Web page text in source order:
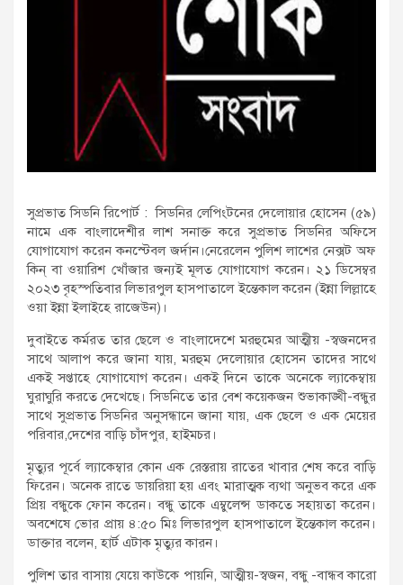
সুপ্রভাত সিডনি রিপোর্ট : সিডনির লেপিংটনের দেলোয়ার হোসেন (৫৯)
নামে এক বাংলাদেশীর লাশ সনাক্ত করে সুপ্রভাত সিডনির অফিসে
যোগাযোগ করেন কনস্টেবল জর্দান।নেরেলেন পুলিশ লাশের নেক্সট অফ
কিন্ বা ওয়ারিশ খোঁজার জন্যই মূলত যোগাযোগ করেন। ২১ ডিসেম্বর
২০২৩ বৃহস্পতিবার লিভারপুল হাসপাতালে ইন্তেকাল করেন (ইন্না লিল্লাহে
ওয়া ইন্না ইলাইহে রাজেউন)।
দুবাইতে কর্মরত তার ছেলে ও বাংলাদেশে মরহুমের আত্মীয় -স্বজনদের
সাথে আলাপ করে জানা যায়, মরহুম দেলোয়ার হোসেন তাদের সাথে
একই সপ্তাহে যোগাযোগ করেন। একই দিনে তাকে অনেকে ল্যাকেম্বায়
ঘুরাঘুরি করতে দেখেছে। সিডনিতে তার বেশ কয়েকজন শুভাকাঙ্খী-বন্ধুর
সাথে সুপ্রভাত সিডনির অনুসন্ধানে জানা যায়, এক ছেলে ও এক মেয়ের
পরিবার,দেশের বাড়ি চাঁদপুর, হাইমচর।
মৃত্যুর পূর্বে ল্যাকেম্বার কোন এক রেস্তরায় রাতের খাবার শেষ করে বাড়ি
ফিরেন। অনেক রাতে ডায়রিয়া হয় এবং মারাত্মক ব্যথা অনুভব করে এক
প্রিয় বন্ধুকে ফোন করেন। বন্ধু তাকে এম্বুলেন্স ডাকতে সহায়তা করেন।
অবশেষে ভোর প্রায় ৪:৫০ মিঃ লিভারপুল হাসপাতালে ইন্তেকাল করেন।
ডাক্তার বলেন, হার্ট এটাক মৃত্যুর কারন।
পুলিশ তার বাসায় যেয়ে কাউকে পায়নি, আত্মীয়-স্বজন, বন্ধু -বান্ধব কারো